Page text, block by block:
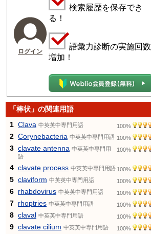
ログイン
検索履歴を保存でき
る！
語彙力診断の実施回数
増加！
「棒状」の関連用語
1 Clava 中英英中専門用語 100%
2 Corynebacteria 中英英中専門用語 100%
3 clavate antenna 中英英中専門用
語
100%
4 clavate process 中英英中専門用語 100%
5 claviform 中英英中専門用語 100%
6 rhabdovirus 中英英中専門用語 100%
7 rhoptries 中英英中専門用語 100%
8 claval 中英英中専門用語 100%
9 clavate cilium 中英英中専門用語 100%